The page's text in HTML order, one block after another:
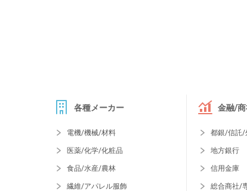
各種メーカー
電機/機械/材料
医薬/化学/化粧品
食品/水産/農林
繊維/アパレル服飾
金融/
都銀/信託/
地方銀行
信用金庫
総合商社/